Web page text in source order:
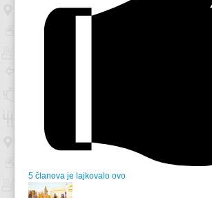
5 članova je lajkovalo ovo